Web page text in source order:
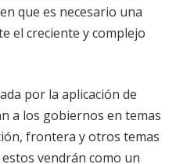
que es necesario una
el creciente y complejo
por la aplicación de
a los gobiernos en temas
frontera y otros temas
vendrán como un